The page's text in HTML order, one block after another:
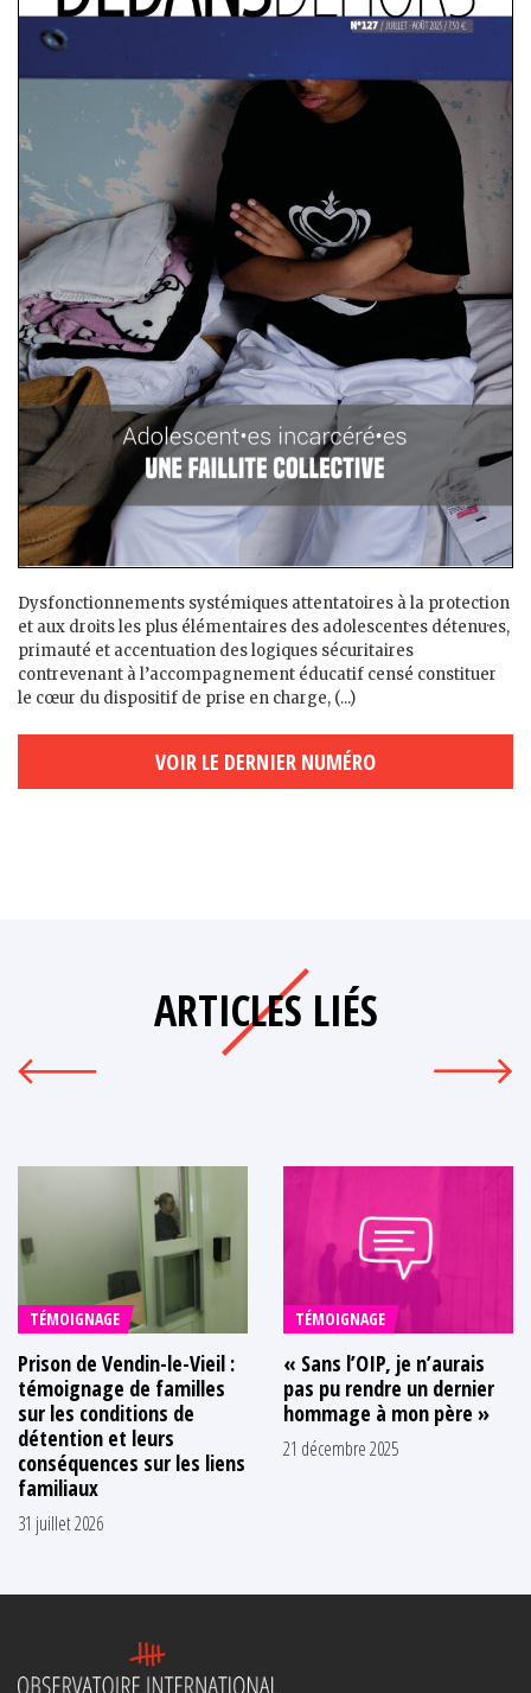
Dysfonctionnements systémiques attentatoires à la protection
et aux droits les plus élémentaires des adolescent·es détenu·es,
primauté et accentuation des logiques sécuritaires
contrevenant à l’accompagnement éducatif censé constituer
le cœur du dispositif de prise en charge, (...)
VOIR LE DERNIER NUMÉRO
ARTICLES LIÉS
TÉMOIGNAGE
Prison de Vendin-le-Vieil :
témoignage de familles
sur les conditions de
détention et leurs
conséquences sur les liens
familiaux
31 juillet 2026
TÉMOIGNAGE
« Sans l’OIP, je n’aurais
pas pu rendre un dernier
hommage à mon père »
21 décembre 2025